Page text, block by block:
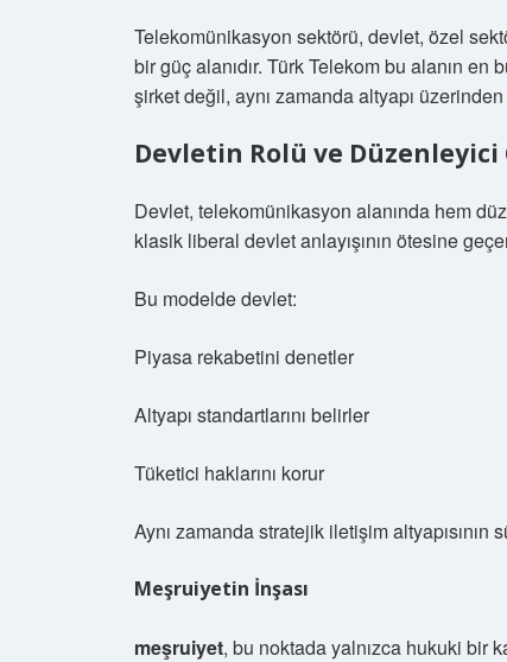
Telekomünikasyon sektörü, devlet, özel
bir güç alanıdır. Türk Telekom bu alanın
şirket değil, aynı zamanda altyapı
Devletin Rolü ve Düzenleyici
Devlet, telekomünikasyon alanında hem
klasik liberal devlet anlayışının ötesine
Bu modelde devlet:
Piyasa rekabetini denetler
Altyapı standartlarını belirler
Tüketici haklarını korur
Aynı zamanda stratejik iletişim altyapısının
Meşruiyetin İnşası
meşruiyet, bu noktada yalnızca hukuki bir